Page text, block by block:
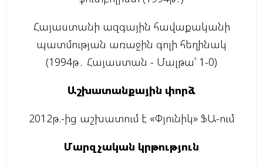
Հայաստանի ազգային հավաքականի
պատմության առաջին գոլի հեղինակ
(1994թ․ Հայաստան - Մալթա՝ 1-0)
Աշխատանքային փորձ
2012թ.-ից աշխատում է «Փյունիկ» ՖԱ-ում
Մարզչական կրթություն